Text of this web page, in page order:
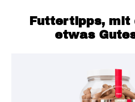
Futtertipps, mit
etwas